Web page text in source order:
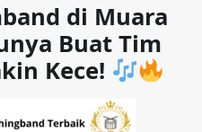
di Muara
Buat Tim
Kece!